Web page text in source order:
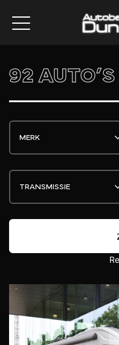
92